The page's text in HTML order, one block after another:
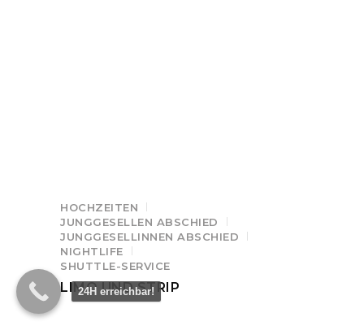
HOCHZEITEN
JUNGGESELLEN ABSCHIED
JUNGGESELLINNEN ABSCHIED
NIGHTLIFE
SHUTTLE-SERVICE
LIMO UND STRIP
24H erreichbar!